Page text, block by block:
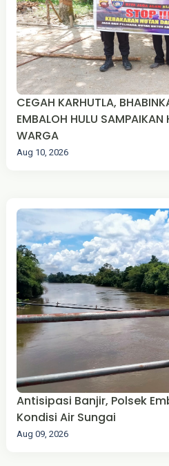
CEGAH KARHUTLA,
EMBALOH HULU
WARGA
Aug 10, 2026
Antisipasi Banjir, Polsek
Kondisi Air Sungai
Aug 09, 2026